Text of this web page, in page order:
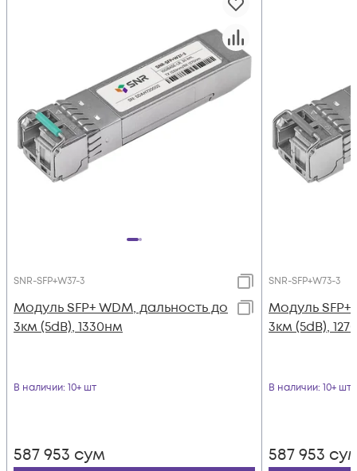
SNR-SFP+W37-3
Модуль SFP+ WDM, дальность до
3км (5dB), 1330нм
В наличии: 10+ шт
587 953 сум
SNR-SFP+W73-3
Модуль SFP+
3км (5dB),
В наличии: 10+ шт
587 953